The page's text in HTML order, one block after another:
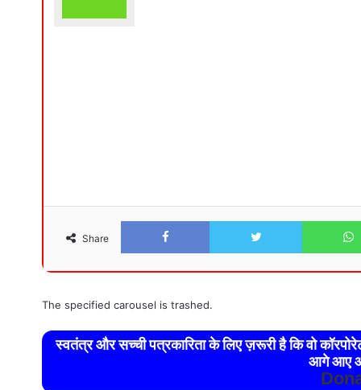
Share
Facebook Twitter
The specified carousel is trashed.
स्वतंत्र और सच्ची पत्रकारिता के लिए ज़रूरी है कि वो
आगे आए